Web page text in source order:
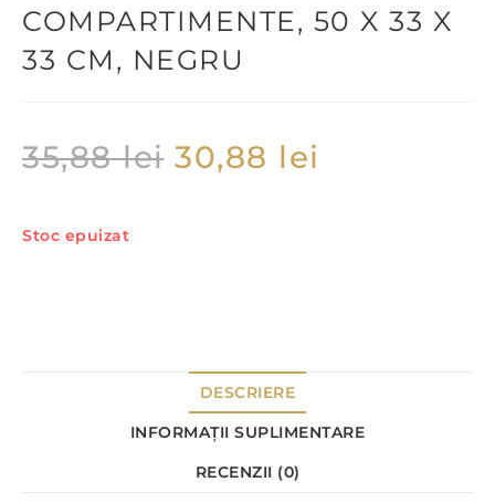
COMPARTIMENTE, 50 X 33 X
33 CM, NEGRU
35,88lei 30,88 lei
Stoc epuizat
DESCRIERE
INFORMAȚII SUPLIMENTARE
RECENZII (0)